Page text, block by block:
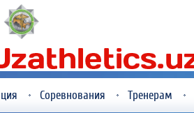
Соревнования Тренерам